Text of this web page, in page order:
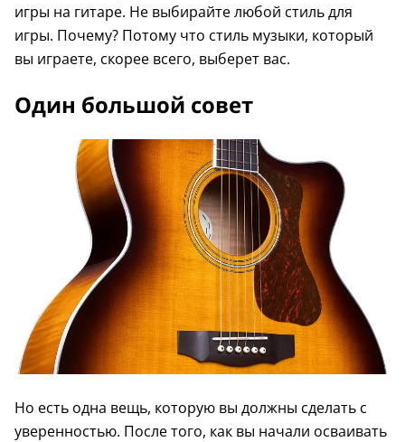
игры на гитаре. Не выбирайте любой стиль для
игры. Почему? Потому что стиль музыки, который
вы играете, скорее всего, выберет вас.
Один большой совет
Но есть одна вещь, которую вы должны сделать с
уверенностью. После того, как вы начали осваивать